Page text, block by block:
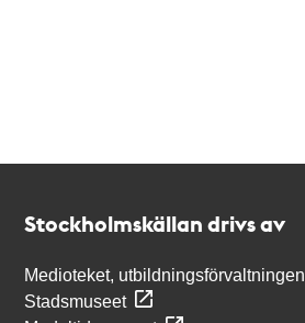
Stockholmskällan drivs av
Medioteket, utbildningsförvaltningen
Stadsmuseet